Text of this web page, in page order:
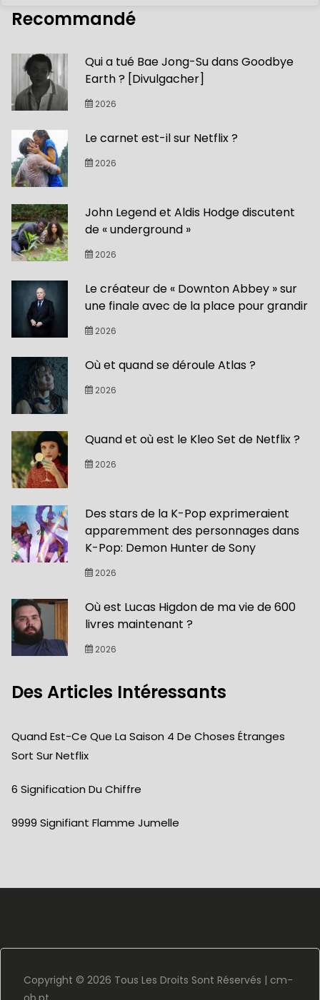
Recommandé
Qui a tué Bae Jong-Su dans Goodbye
Earth ? [Divulgacher]
2026
Le carnet est-il sur Netflix ?
2026
John Legend et Aldis Hodge discutent
de « underground »
2026
Le créateur de « Downton Abbey » sur
une finale avec de la place pour grandir
2026
Où et quand se déroule Atlas ?
2026
Quand et où est le Kleo Set de Netflix ?
2026
Des stars de la K-Pop exprimeraient
apparemment des personnages dans
K-Pop: Demon Hunter de Sony
2026
Où est Lucas Higdon de ma vie de 600
livres maintenant ?
2026
Des Articles Intéressants
Quand Est-Ce Que La Saison 4 De Choses Étranges
Sort Sur Netflix
6 Signification Du Chiffre
9999 Signifiant Flamme Jumelle
Copyright © 2026 Tous Les Droits Sont Réservés | cm-